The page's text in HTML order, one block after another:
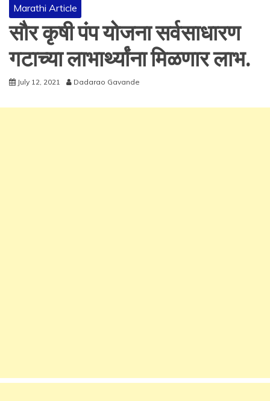
Marathi Article
सौर कृषी पंप योजना सर्वसाधारण
गटाच्या लाभार्थ्यांना मिळणार लाभ.
July 12, 2021 Dadarao Gavande